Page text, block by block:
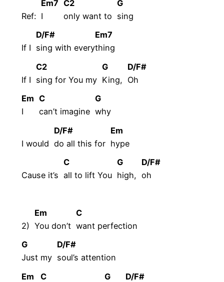
Ref:
Em7
I
C2
only want to
G
sing
If I
D/F#
sing with every
Em7
thing
If I
C2
sing for You my
G
King,
D/F#
Oh
Em
I
C
can’t imagine
G
why
I would
D/F#
do all this for
Em
hype
Cause it’s
C
all to lift You
G
high,
D/F#
oh
2)
Em
You don’t
C
want perfection
G
Just my
D/F#
soul’sattention
Em
C
G
D/F#